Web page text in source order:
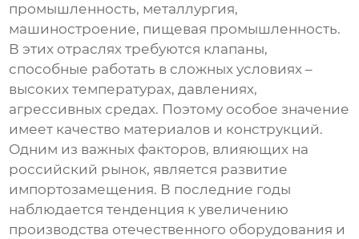
промышленность, металлургия,
машиностроение, пищевая промышленность.
В этих отраслях требуются клапаны,
способные работать в сложных условиях –
высоких температурах, давлениях,
агрессивных средах. Поэтому особое значение
имеет качество материалов и конструкций.
Одним из важных факторов, влияющих на
российский рынок, является развитие
импортозамещения. В последние годы
наблюдается тенденция к увеличению
производства отечественного оборудования и